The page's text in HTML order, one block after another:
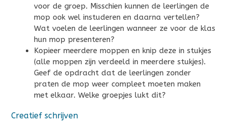
voor de groep. Misschien kunnen de leerlingen de
mop ook wel instuderen en daarna vertellen?
Wat voelen de leerlingen wanneer ze voor de klas
hun mop presenteren?
Kopieer meerdere moppen en knip deze in stukjes
(alle moppen zijn verdeeld in meerdere stukjes).
Geef de opdracht dat de leerlingen zonder
praten de mop weer compleet moeten maken
met elkaar. Welke groepjes lukt dit?
Creatief schrijven